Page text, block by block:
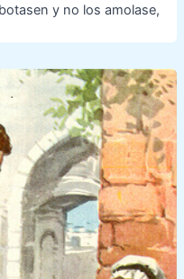
y no los amolase,